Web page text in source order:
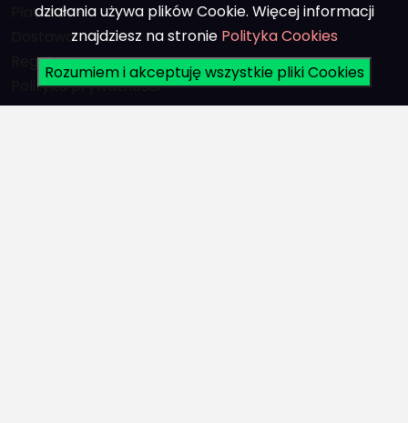
Płatności
Dostawa
Regulamin
Polityka prywatności
działania używa plików Cookie. Więcej informacji
znajdziesz na stronie Polityka Cookies
Rozumiem i akceptuję wszystkie pliki Cookies